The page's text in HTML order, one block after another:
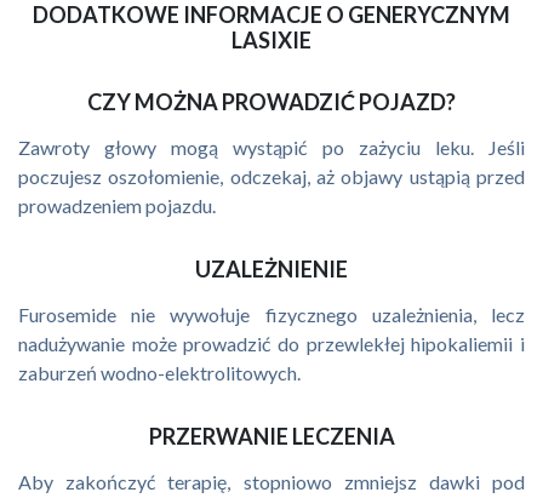
DODATKOWE INFORMACJE O GENERYCZNYM
LASIXIE
CZY MOŻNA PROWADZIĆ POJAZD?
Zawroty głowy mogą wystąpić po zażyciu leku. Jeśli
poczujesz oszołomienie, odczekaj, aż objawy ustąpią przed
prowadzeniem pojazdu.
UZALEŻNIENIE
Furosemide nie wywołuje fizycznego uzależnienia, lecz
nadużywanie może prowadzić do przewlekłej hipokaliemii i
zaburzeń wodno-elektrolitowych.
PRZERWANIE LECZENIA
Aby zakończyć terapię, stopniowo zmniejsz dawki pod